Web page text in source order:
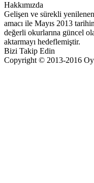
Hakkımızda
Gelişen ve sürekli
amacı ile Mayıs 2013
değerli okurlarına güncel
aktarmayı hedeflemiştir.
Bizi Takip Edin
Copyright © 2013-2016